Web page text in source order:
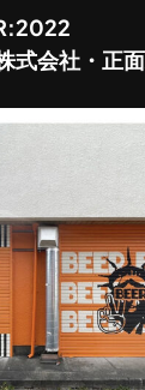
式会社・正